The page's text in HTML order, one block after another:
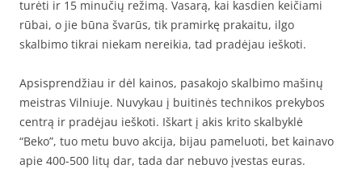
turėti ir 15 minučių režimą. Vasarą, kai kasdien keičiami
rūbai, o jie būna švarūs, tik pramirkę prakaitu, ilgo
skalbimo tikrai niekam nereikia, tad pradėjau ieškoti.
Apsisprendžiau ir dėl kainos, pasakojo skalbimo mašinų
meistras Vilniuje. Nuvykau į buitinės technikos prekybos
centrą ir pradėjau ieškoti. Iškart į akis krito skalbyklė
“Beko”, tuo metu buvo akcija, bijau pameluoti, bet kainavo
apie 400-500 litų dar, tada dar nebuvo įvestas euras.